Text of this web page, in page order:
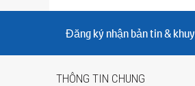
Đăng ký nhận bản tin &
THÔNG TIN CHUNG